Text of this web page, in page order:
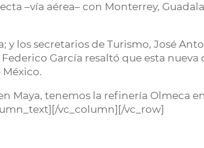
–vía aérea– con Monterrey,
los secretarios de Turismo, José
García resaltó que esta
Maya, tenemos la refinería Olmeca
vc_column][/vc_row]